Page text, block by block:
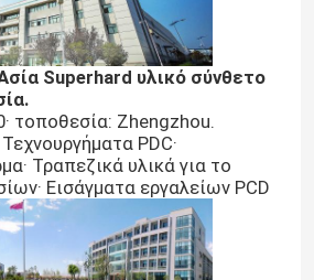
Superhard υλικό σύνθετο
τοποθεσία: Zhengzhou.
PDC·
Τραπεζικά υλικά για το
Εισάγματα εργαλείων PCD